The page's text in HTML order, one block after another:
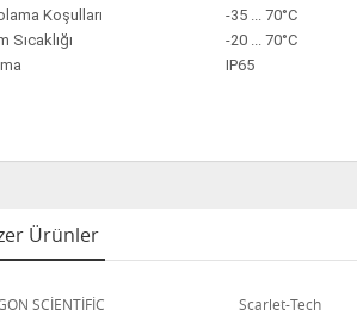
Koşulları
-35 ... 70°C
Sıcaklığı
-20 ... 70°C
IP65
Ürünler
SCİENTİFİC Scarlet-Tech